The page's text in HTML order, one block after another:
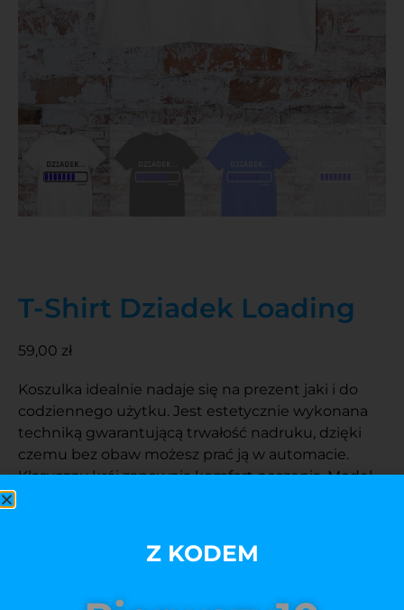
T-Shirt Dziadek Loading
59,00 zł
Koszulka idealnie nadaje się na prezent jaki i do
codziennego użytku. Jest estetycznie wykonana
techniką gwarantującą trwałość nadruku, dzięki
czemu bez obaw możesz prać ją w automacie.
Klasyczny krój zapewnia komfort noszenia. Model
Z KODEM